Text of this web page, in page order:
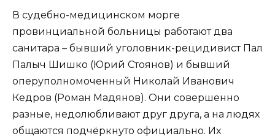
В судебно-медицинском морге
провинциальной больницы работают два
санитара – бывший уголовник-рецидивист Пал
Палыч Шишко (Юрий Стоянов) и бывший
оперуполномоченный Николай Иванович
Кедров (Роман Мадянов). Они совершенно
разные, недолюбливают друг друга, а на людях
общаются подчёркнуто официально. Их